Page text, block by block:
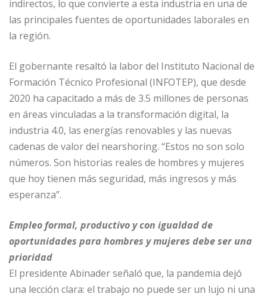
indirectos, lo que convierte a esta industria en una de
las principales fuentes de oportunidades laborales en
la región.
El gobernante resaltó la labor del Instituto Nacional de
Formación Técnico Profesional (INFOTEP), que desde
2020 ha capacitado a más de 3.5 millones de personas
en áreas vinculadas a la transformación digital, la
industria 4.0, las energías renovables y las nuevas
cadenas de valor del nearshoring. “Estos no son solo
números. Son historias reales de hombres y mujeres
que hoy tienen más seguridad, más ingresos y más
esperanza”.
Empleo formal, productivo y con igualdad de
oportunidades para hombres y mujeres debe ser una
prioridad
El presidente Abinader señaló que, la pandemia dejó
una lección clara: el trabajo no puede ser un lujo ni una